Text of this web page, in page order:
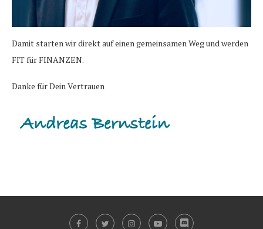
Damit starten wir direkt auf einen gemeinsamen Weg und werden
FIT für FINANZEN.
Danke für Dein Vertrauen